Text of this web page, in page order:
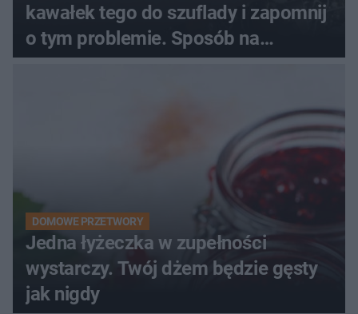
kawałek tego do szuflady i zapomnij
o tym problemie. Sposób na
pociemniałą biżuterię
DOMOWE PRZETWORY
Jedna łyżeczka w zupełności
wystarczy. Twój dżem będzie gęsty
jak nigdy